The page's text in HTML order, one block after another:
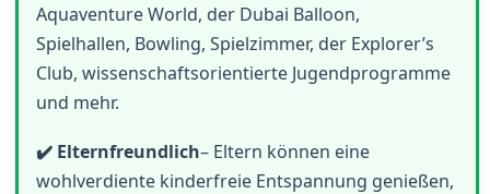
Aquaventure World, der Dubai Balloon,
Spielhallen, Bowling, Spielzimmer, der Explorer’s
Club, wissenschaftsorientierte Jugendprogramme
und mehr.
✔️ Elternfreundlich– Eltern können eine
wohlverdiente kinderfreie Entspannung genießen,